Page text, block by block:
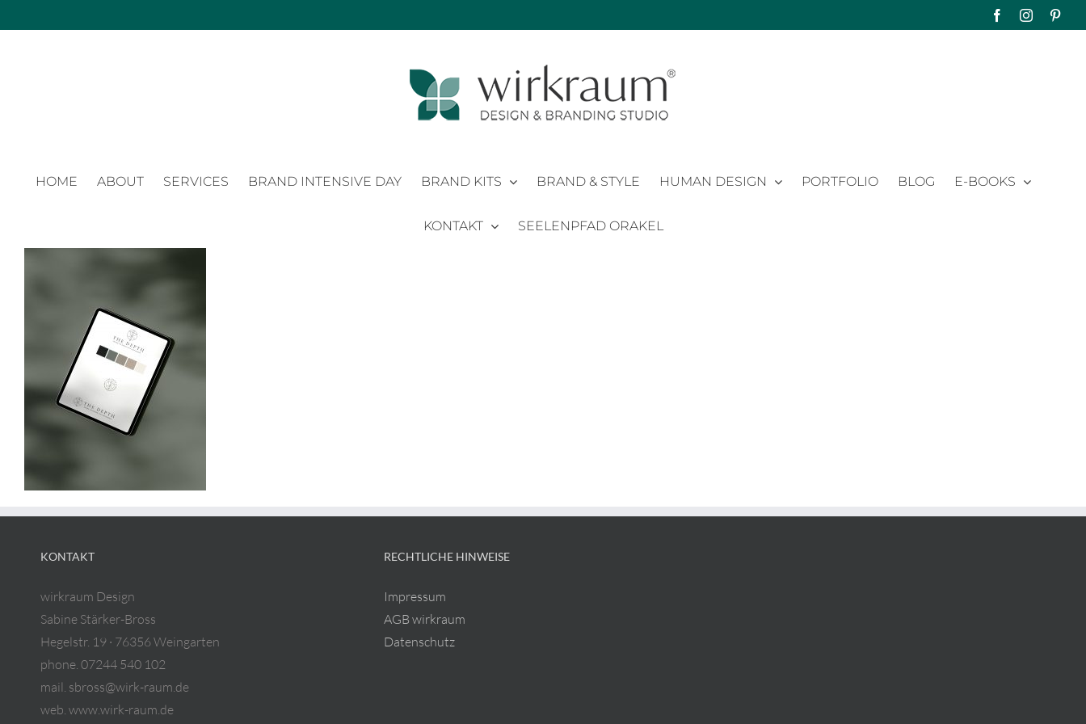
Inhalt
FacebookInstagram
HOME ABOUT SERVICES BRAND INTENSIVE DAY BRAND KITS BRAND & STYLE HUMAN DESIGN PORTFOLIO BLOG E-BOOKS
KONTAKT SEELENPFAD ORAKEL
KONTAKT
wirkraum Design
Sabine Stärker-Bross
Hegelstr. 19 · 76356 Weingarten
phone. 07244 540 102
mail. sbross@wirk-raum.de
web. www.wirk-raum.de
RECHTLICHE HINWEISE
Impressum
AGB wirkraum
Datenschutz